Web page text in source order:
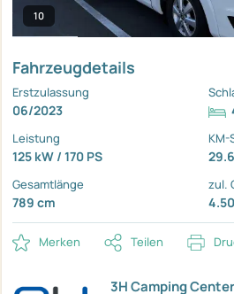
10
Fahrzeugdetails
Erstzulassung
06/2023
Leistung
125 kW / 170 PS
KM-
Gesamtlänge
789 cm
zul.
Merken Teilen
3H Camping